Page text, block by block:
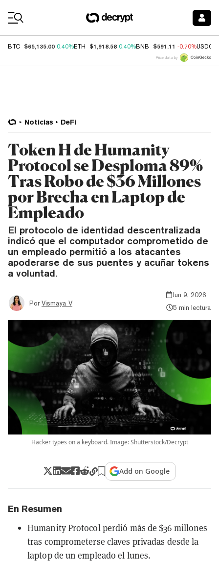
BTC $65,135.00 0.40%ETH $1,918.58 0.40%BNB $591.11 -0.70%USDC
Price data by
Noticias DeFi
Token H de Humanity
Protocol se Desploma 89%
Tras Robo de $36 Millones
por Brecha en Laptop de
Empleado
El protocolo de identidad descentralizada
indicó que el computador comprometido de
un empleado permitió a los atacantes
apoderarse de sus puentes y acuñar tokens
a voluntad.
Por Vismaya V
Jun 9, 2026
5 min lectura
Hacker types on a keyboard. Image: Shutterstock/Decrypt
Add on Google
En Resumen
Humanity Protocol perdió más de $36 millones
tras comprometerse claves privadas desde la
laptop de un empleado el lunes.